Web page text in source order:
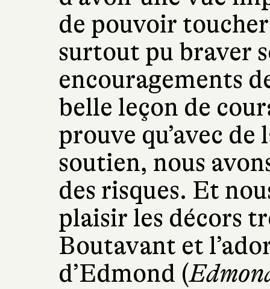
de pouvoir
surtout pu braver
encouragements
belle leçon de
prouve qu’avec
soutien, nous
des risques. Et
plaisir les décors
Boutavant et
d’Edmond (